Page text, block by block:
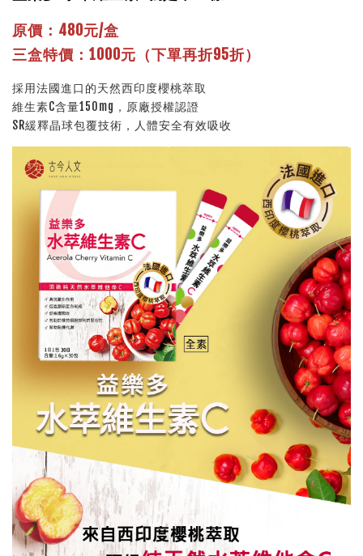
原價：480元/盒
三盒特價：1000元（下單再折95折）
採用法國進口的天然西印度櫻桃萃取
維生素C含量150mg，原廠授權認證
SR緩釋晶球包覆技術，人體安全有效吸收